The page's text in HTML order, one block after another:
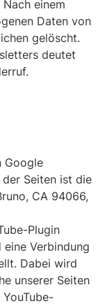
einem
Daten von
gelöscht.
deutet
Google
der Seiten ist die
CA 94066,
Plugin
Verbindung
Dabei wird
unserer Seiten